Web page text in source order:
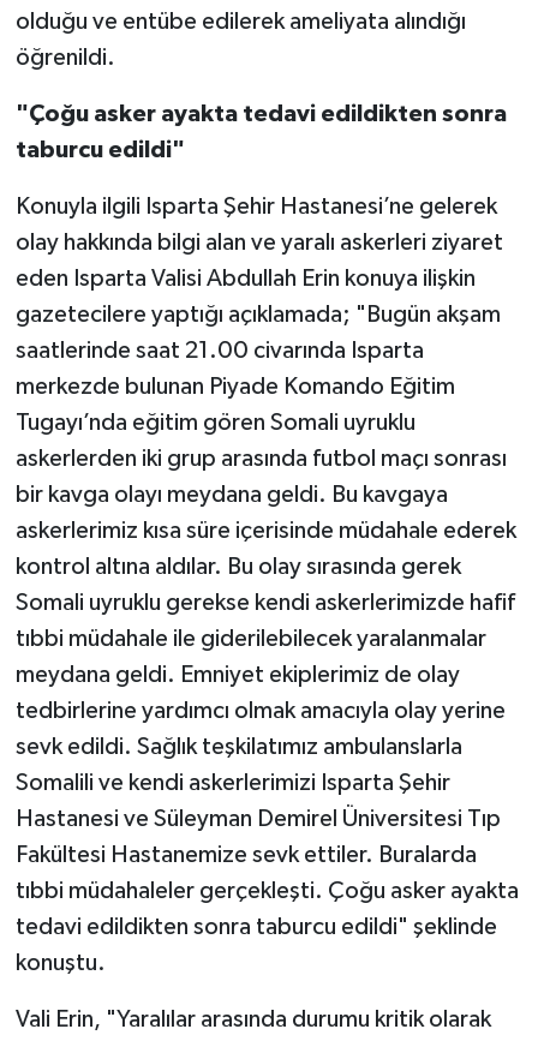
olduğu ve entübe edilerek ameliyata alındığı
öğrenildi.
"Çoğu asker ayakta tedavi edildikten sonra
taburcu edildi"
Konuyla ilgili Isparta Şehir Hastanesi’ne gelerek
olay hakkında bilgi alan ve yaralı askerleri ziyaret
eden Isparta Valisi Abdullah Erin konuya ilişkin
gazetecilere yaptığı açıklamada; "Bugün akşam
saatlerinde saat 21.00 civarında Isparta
merkezde bulunan Piyade Komando Eğitim
Tugayı’nda eğitim gören Somali uyruklu
askerlerden iki grup arasında futbol maçı sonrası
bir kavga olayı meydana geldi. Bu kavgaya
askerlerimiz kısa süre içerisinde müdahale ederek
kontrol altına aldılar. Bu olay sırasında gerek
Somali uyruklu gerekse kendi askerlerimizde hafif
tıbbi müdahale ile giderilebilecek yaralanmalar
meydana geldi. Emniyet ekiplerimiz de olay
tedbirlerine yardımcı olmak amacıyla olay yerine
sevk edildi. Sağlık teşkilatımız ambulanslarla
Somalili ve kendi askerlerimizi Isparta Şehir
Hastanesi ve Süleyman Demirel Üniversitesi Tıp
Fakültesi Hastanemize sevk ettiler. Buralarda
tıbbi müdahaleler gerçekleşti. Çoğu asker ayakta
tedavi edildikten sonra taburcu edildi" şeklinde
konuştu.
Vali Erin, "Yaralılar arasında durumu kritik olarak